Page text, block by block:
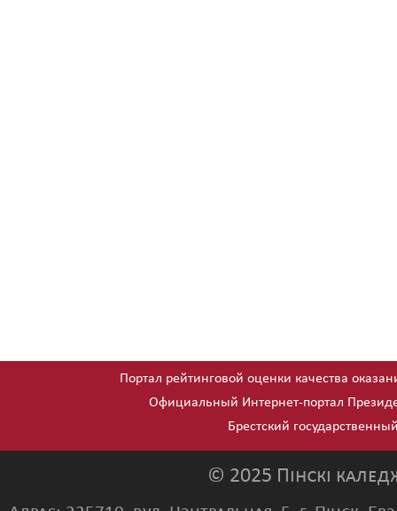
Портал рейтинговой оценки качества
Официальный Интернет-портал
Брестский
© 2025 Пінскі